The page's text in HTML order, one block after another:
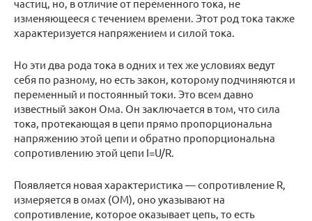
частиц, но, в отличие от переменного тока, не
изменяющееся с течением времени. Этот род тока также
характеризуется напряжением и силой тока.
Но эти два рода тока в одних и тех же условиях ведут
себя по разному, но есть закон, которому подчиняются и
переменный и постоянный токи. Это всем давно
известный закон Ома. Он заключается в том, что сила
тока, протекающая в цепи прямо пропорциональна
напряжению этой цепи и обратно пропорциональна
сопротивлению этой цепи I=U/R.
Появляется новая характеристика — сопротивление R,
измеряется в омах (ОМ), оно указывают на
сопротивление, которое оказывает цепь, то есть